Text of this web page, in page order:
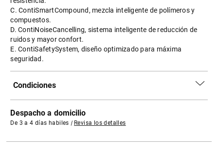
C. ContiSmartCompound, mezcla inteligente de polímeros y
compuestos.
D. ContiNoiseCancelling, sistema inteligente de reducción de
ruidos y mayor confort.
E. ContiSafetySystem, diseño optimizado para máxima
seguridad.
Condiciones
Despacho a domicilio
De 3 a 4 días habiles | Revisa los detalles